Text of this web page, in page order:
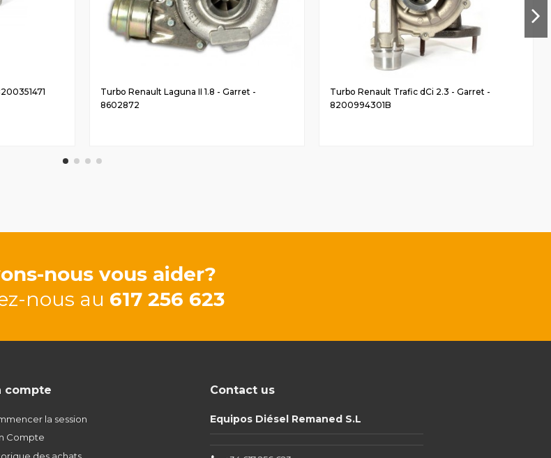
Turbo Renault Laguna II 1.8 - Garret -
8602872
Turbo Renault Trafic dCi 2.3 - Garret -
8200994301B
nous vous aider?
nous au 617 256 623
compte
la session
Compte
Contact us
Equipos Diésel Remaned S.L